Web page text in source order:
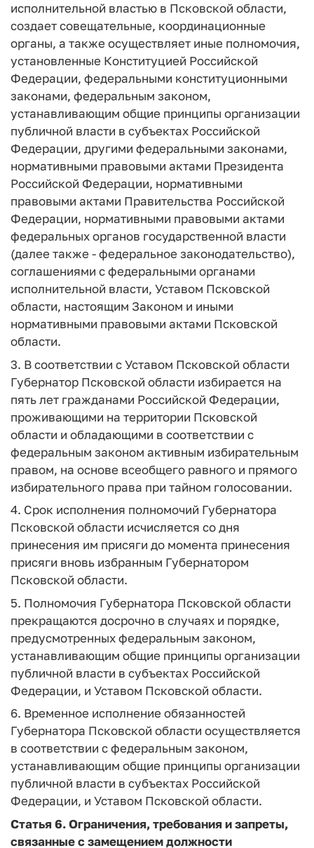
исполнительной властью в Псковской области,
создает совещательные, координационные
органы, а также осуществляет иные полномочия,
установленные Конституцией Российской
Федерации, федеральными конституционными
законами, федеральным законом,
устанавливающим общие принципы организации
публичной власти в субъектах Российской
Федерации, другими федеральными законами,
нормативными правовыми актами Президента
Российской Федерации, нормативными
правовыми актами Правительства Российской
Федерации, нормативными правовыми актами
федеральных органов государственной власти
(далее также - федеральное законодательство),
соглашениями с федеральными органами
исполнительной власти, Уставом Псковской
области, настоящим Законом и иными
нормативными правовыми актами Псковской
области.
3. В соответствии с Уставом Псковской области
Губернатор Псковской области избирается на
пять лет гражданами Российской Федерации,
проживающими на территории Псковской
области и обладающими в соответствии с
федеральным законом активным избирательным
правом, на основе всеобщего равного и прямого
избирательного права при тайном голосовании.
4. Срок исполнения полномочий Губернатора
Псковской области исчисляется со дня
принесения им присяги до момента принесения
присяги вновь избранным Губернатором
Псковской области.
5. Полномочия Губернатора Псковской области
прекращаются досрочно в случаях и порядке,
предусмотренных федеральным законом,
устанавливающим общие принципы организации
публичной власти в субъектах Российской
Федерации, и Уставом Псковской области.
6. Временное исполнение обязанностей
Губернатора Псковской области осуществляется
в соответствии с федеральным законом,
устанавливающим общие принципы организации
публичной власти в субъектах Российской
Федерации, и Уставом Псковской области.
Статья 6.Ограничения, требования и запреты,
связанные с замещением должности